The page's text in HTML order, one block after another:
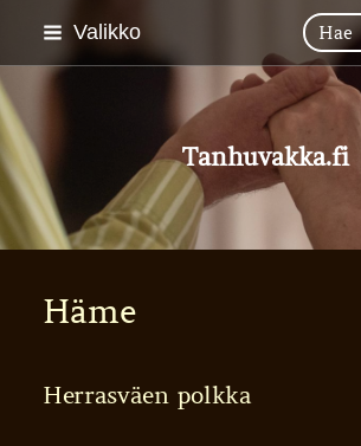
Siirry
Valikko
Tanhuvakka.fi
Häme
Herrasväen polkka